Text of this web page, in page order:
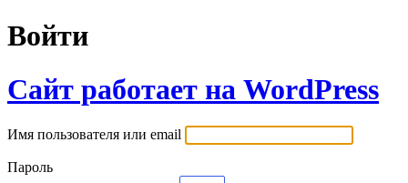
Войти
Сайт работает на WordPress
Имя пользователя или email
Пароль